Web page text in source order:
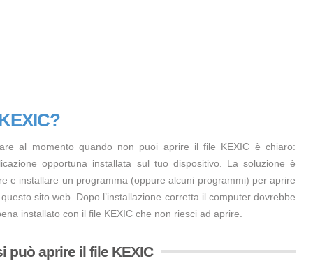
al momento quando non puoi aprire il file KEXIC è chiaro:
opportuna installata sul tuo dispositivo. La soluzione è
e installare un programma (oppure alcuni programmi) per aprire
sito web. Dopo l’installazione corretta il computer dovrebbe
installato con il file KEXIC che non riesci ad aprire.
può aprire il file KEXIC